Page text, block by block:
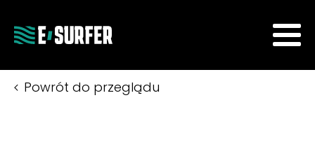
Powrót do przeglądu